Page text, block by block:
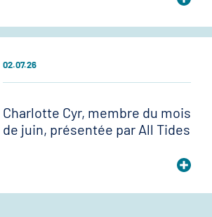
02.07.26
Charlotte Cyr, membre du mois
de juin, présentée par All Tides